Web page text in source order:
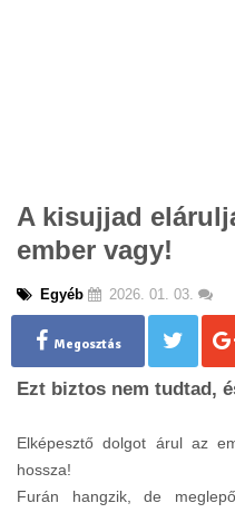
A kisujjad
ember vagy!
Egyéb 2026. 01. 03.
Megosztás
Ezt biztos nem tudtad,
Elképesztő dolgot árul az
hossza!
Furán hangzik, de